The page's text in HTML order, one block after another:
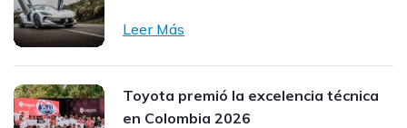
Leer Más
Toyota premió la excelencia técnica
en Colombia 2026